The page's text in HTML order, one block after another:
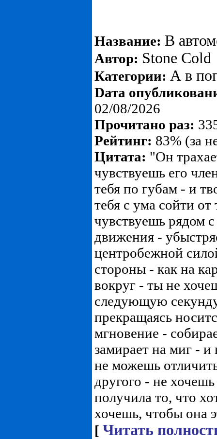
Название: В
Автор: Stone Cold
Категории: А в
Dата
02/08/2026
Прочитано раз:
Рейтинг: 83% (за
Цитата: "Он
чувствуешь его
тебя по губам - и
тебя с ума сойти от
чувствуешь рядом
движения -
центробежной
стороны - как на
вокруг - ты не
следующую
прекращаясь
мгновение -
замирает на миг - и
не можешь
другого - не
получила то, что
хочешь, чтобы она
[ Читать